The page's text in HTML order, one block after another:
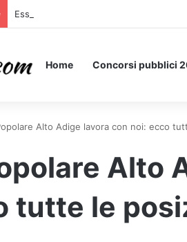
Essere Pagati per Stare a Letto: ecco
Home Concorsi pubblici
Alto Adige lavora con noi: ecco
Alto
tutte le